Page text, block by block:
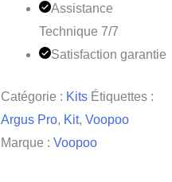
Assistance
Technique 7/7
Satisfaction garantie
Catégorie : Kits Étiquettes :
Argus Pro, Kit, Voopoo
Marque : Voopoo